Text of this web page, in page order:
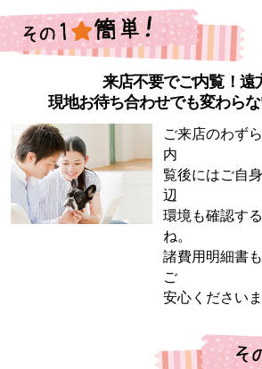
来店不要でご内覧！遠
現地お待ち合わせでも変わらな
ご来店のわず
内
覧後にはご自
辺
環境も確認す
ね。
諸費用明細書
ご
安心くださいま